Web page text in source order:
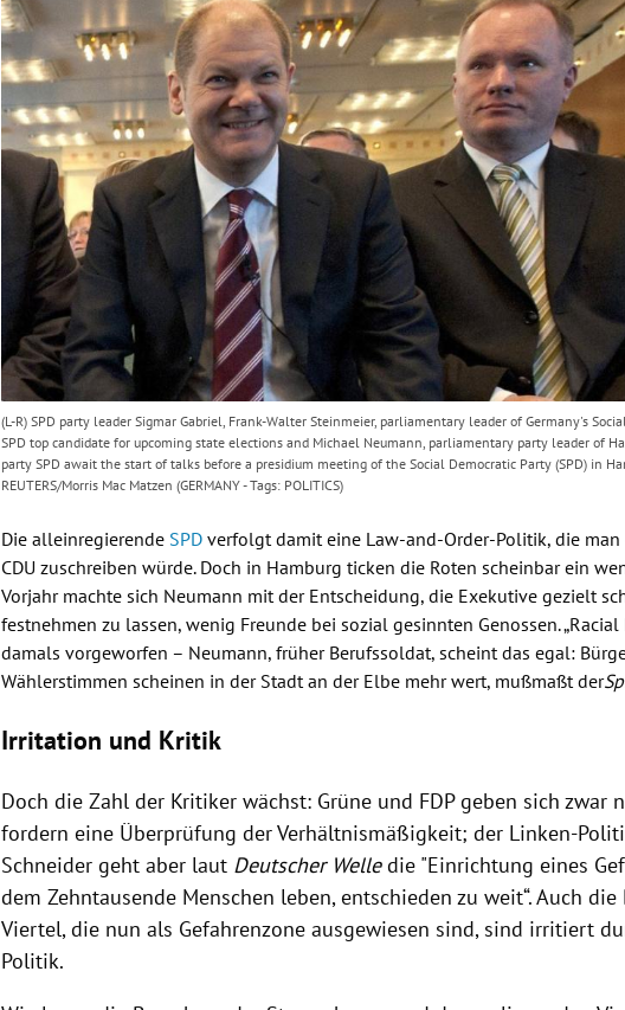
(L-R) SPD party leader Sigmar Gabriel, Frank-Walter Steinmeier, parliamentary leader of Germany's
SPD top candidate for upcoming state elections and Michael Neumann, parliamentary party leader of
party SPD await the start of talks before a presidium meeting of the Social Democratic Party (SPD) in
REUTERS/Morris Mac Matzen (GERMANY - Tags: POLITICS)
Die alleinregierende SPD verfolgt damit eine Law-and-Order-Politik, die
CDU zuschreiben würde. Doch in Hamburg ticken die Roten scheinbar ein
Vorjahr machte sich Neumann mit der Entscheidung, die Exekutive gezielt
festnehmen zu lassen, wenig Freunde bei sozial gesinnten Genossen.
damals vorgeworfen – Neumann, früher Berufssoldat, scheint das egal:
Wählerstimmen scheinen in der Stadt an der Elbe mehr wert, mußmaßt der
Irritation und Kritik
Doch die Zahl der Kritiker wächst: Grüne und FDPgeben sich zwar
fordern eine Überprüfung der Verhältnismäßigkeit; der Linken-
Schneider geht aber laut Deutscher Welledie "Einrichtung eines
dem Zehntausende Menschen leben, entschieden zu weit“. Auch
Viertel, die nun als Gefahrenzone ausgewiesen sind, sind irritiert
Politik.